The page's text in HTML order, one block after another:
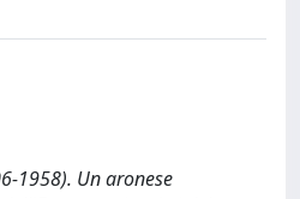
1958). Un aronese